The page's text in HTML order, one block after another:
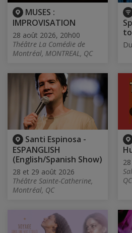
MUSES :
IMPROVISATION
28 août 2026, 20h00
Théâtre La Comédie de
Montréal, MONTREAL, QC
Santi Espinosa -
ESPANGLISH
(English/Spanish Show)
28 et 29 août 2026
Théâtre Sainte-Catherine,
Montréal, QC
QC